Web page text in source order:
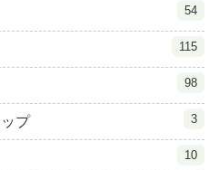
54
115
98
プ 3
10